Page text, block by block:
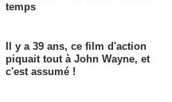
temps
Il y a 39 ans, ce film d'action
piquait tout à John Wayne, et
c'est assumé !